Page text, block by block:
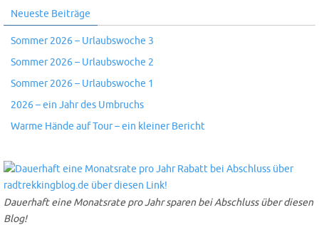
Neueste Beiträge
Sommer 2026 – Urlaubswoche 3
Sommer 2026 – Urlaubswoche 2
Sommer 2026 – Urlaubswoche 1
2026 – ein Jahr des Umbruchs
Warme Hände auf Tour – ein kleiner Bericht
Dauerhaft eine Monatsrate pro Jahr sparen bei Abschluss über diesen
Blog!